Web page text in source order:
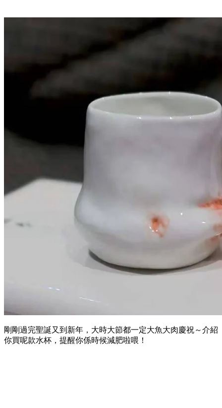
剛剛過完聖誕又到新年，大時大節都一定大魚大肉慶祝～介紹
你買呢款水杯，提醒你係時候減肥啦喂！